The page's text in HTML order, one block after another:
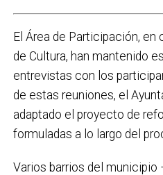
El Área de Participación,
de Cultura, han mantenido
entrevistas con los
de estas reuniones, el
adaptado el proyecto de
formuladas a lo largo del
Varios barrios del municipio